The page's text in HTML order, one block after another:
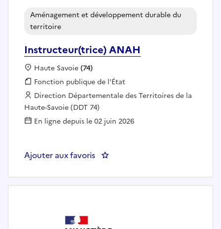
Instructeur(trice) ANAH
Aménagement et développement durable du
territoire
Localisation :
Haute Savoie(74)
Fonction publique :
Fonction publique de l'État
Employeur :
Direction Départementale des Territoires de la
Haute-Savoie (DDT 74)
En ligne depuis le 02 juin 2026
Ajouter aux favoris : Instructeur(trice) ANAH